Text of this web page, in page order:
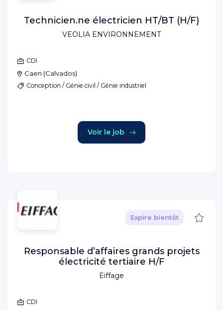
VEOLIA ENVIRONNEMENT
Technicien.ne électricien HT/BT (H/F)
CDI
Caen (Calvados)
Conception / Génie civil / Génie industriel
Voir le job
Eiffage
Expire bientôt
Responsable d’affaires grands projets
électricité tertiaire H/F
CDI